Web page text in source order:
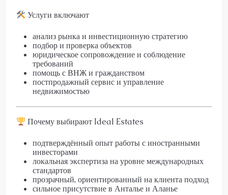
Услуги включают
анализ рынка и инвестиционную стратегию
подбор и проверка объектов
юридическое сопровождение и соблюдение
требований
помощь с ВНЖ и гражданством
постпродажный сервис и управление
недвижимостью
Почему выбирают Ideal Estates
подтверждённый опыт работы с иностранными
инвесторами
локальная экспертиза на уровне международных
стандартов
прозрачный, ориентированный на клиента подход
сильное присутствие в Анталье и Аланье